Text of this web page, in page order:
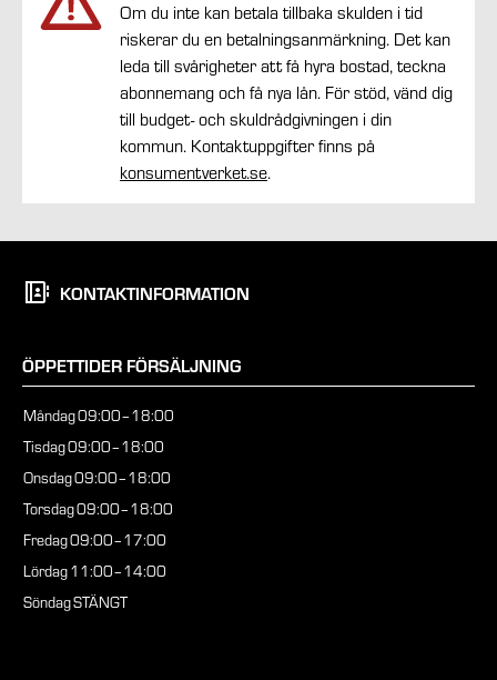
Om du inte kan betala tillbaka skulden i tid
riskerar du en betalningsanmärkning. Det kan
leda till svårigheter att få hyra bostad, teckna
abonnemang och få nya lån. För stöd, vänd dig
till budget- och skuldrådgivningen i din
kommun. Kontaktuppgifter finns på
konsumentverket.se.
KONTAKTINFORMATION
ÖPPETTIDER FÖRSÄLJNING
Måndag09:00–18:00
Tisdag09:00–18:00
Onsdag09:00–18:00
Torsdag09:00–18:00
Fredag09:00–17:00
Lördag11:00–14:00
SöndagSTÄNGT